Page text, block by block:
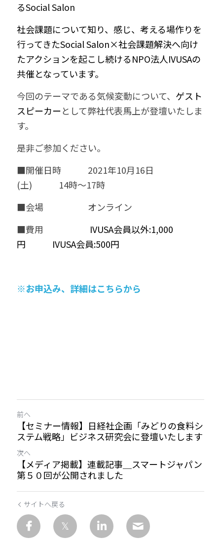
るSocial Salon
社会課題について知り、感じ、考える場作りを
行ってきたSocial Salon×社会課題解決へ向け
たアクションを起こし続けるNPO法人IVUSAの
共催となっています。
今回のテーマである気候変動について、 ゲスト
スピーカーとして弊社代表馬上が登壇いたしま
す。
是非ご参加ください。
■開催日時　　　2021年10月16日
(土)　　　14時～17時
■会場　　　　　オンライン
■費用 IVUSA会員以外:1,000
円　　　IVUSA会員:500円
※お申込み、詳細はこちらから
前へ
【セミナー情報】日経社企画「みどりの食料シ
ステム戦略」ビジネス研究会に登壇いたします
次へ
【メディア掲載】連載記事＿スマートジャパン
第５０回が公開されました
サイトへ戻る